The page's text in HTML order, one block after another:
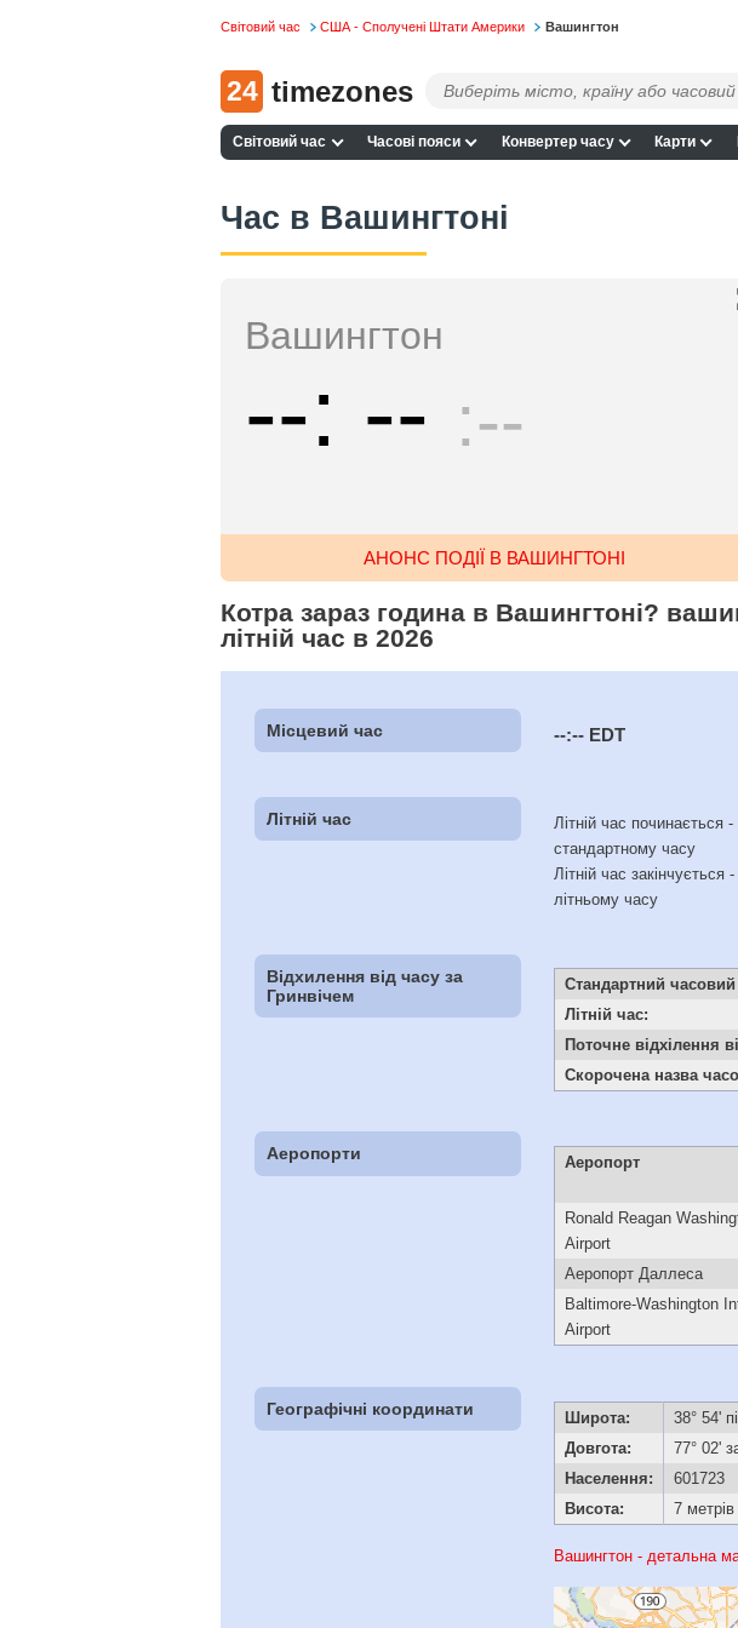
Світовий час США - Сполучені Штати Америки Вашингтон
24 timezones
Світовий час Часові пояси Конвертер часу Карти
Час в Вашингтоні
Вашингтон
-- -- --
АНОНС ПОДІЇ В ВАШИНГТОНІ
Котра зараз година в Вашингтоні?
літній час в 2026
Місцевий час --:-- EDT
Літній час
Літній час починається
стандартному часу
Літній час
літньому часу
Відхилення від часу за
Гринвічем
Стандартний
Літній час:
Поточне відхілення
Скорочена назва
Аеропорти Аеропорт
Ronald Reagan
Airport
Аеропорт Даллеса
Baltimore-Washington
Airport
Географічні координати Широта:
38° 54'
Довгота:
77° 02'
Населення:
601723
Висота:
7 метрів
Вашингтон - детальна